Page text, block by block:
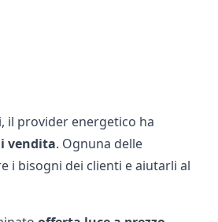
il provider energetico ha
vendita. Ognuna delle
i bisogni dei clienti e aiutarli al